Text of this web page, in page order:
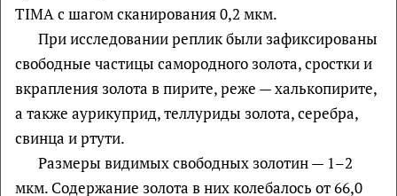
TIMA с шагом сканирования 0,2 мкм.
При исследовании реплик были зафиксированы
свободные частицы самородного золота, сростки и
вкрапления золота в пирите, реже — халькопирите,
а также аурикуприд, теллуриды золота, серебра,
свинца и ртути.
Размеры видимых свободных золотин — 1–2
мкм. Содержание золота в них колебалось от 66,0